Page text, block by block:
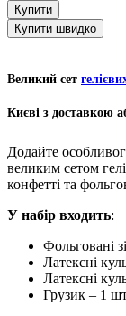
Купити
Купити швидко
Великий сет
Києві з доставкою
Додайте
великим сетом
конфетті та
У набір входить:
Фольговані
Латексні
Латексні
Грузик – 1